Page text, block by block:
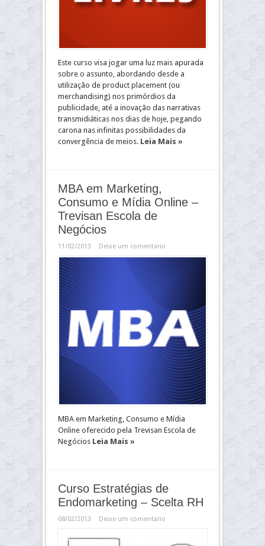
Este curso visa jogar uma luz mais apurada
sobre o assunto, abordando desde a
utilização de product placement (ou
merchandising) nos primórdios da
publicidade, até a inovação das narrativas
transmidiáticas nos dias de hoje, pegando
carona nas infinitas possibilidades da
convergência de meios. Leia Mais »
MBA em Marketing,
Consumo e Mídia Online –
Trevisan Escola de
Negócios
11/02/2013 Deixe um comentário
MBA em Marketing, Consumo e Mídia
Online oferecido pela Trevisan Escola de
Negócios Leia Mais »
Curso Estratégias de
Endomarketing – Scelta RH
08/02/2013 Deixe um comentário